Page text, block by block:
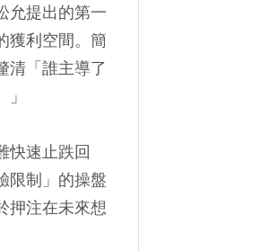
允提出的第一
獲利空間。簡
清「誰主導了
快速止跌回
限制」的操盤
押注在未來想